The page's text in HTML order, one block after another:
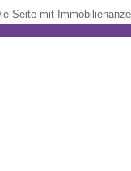
Seite mit